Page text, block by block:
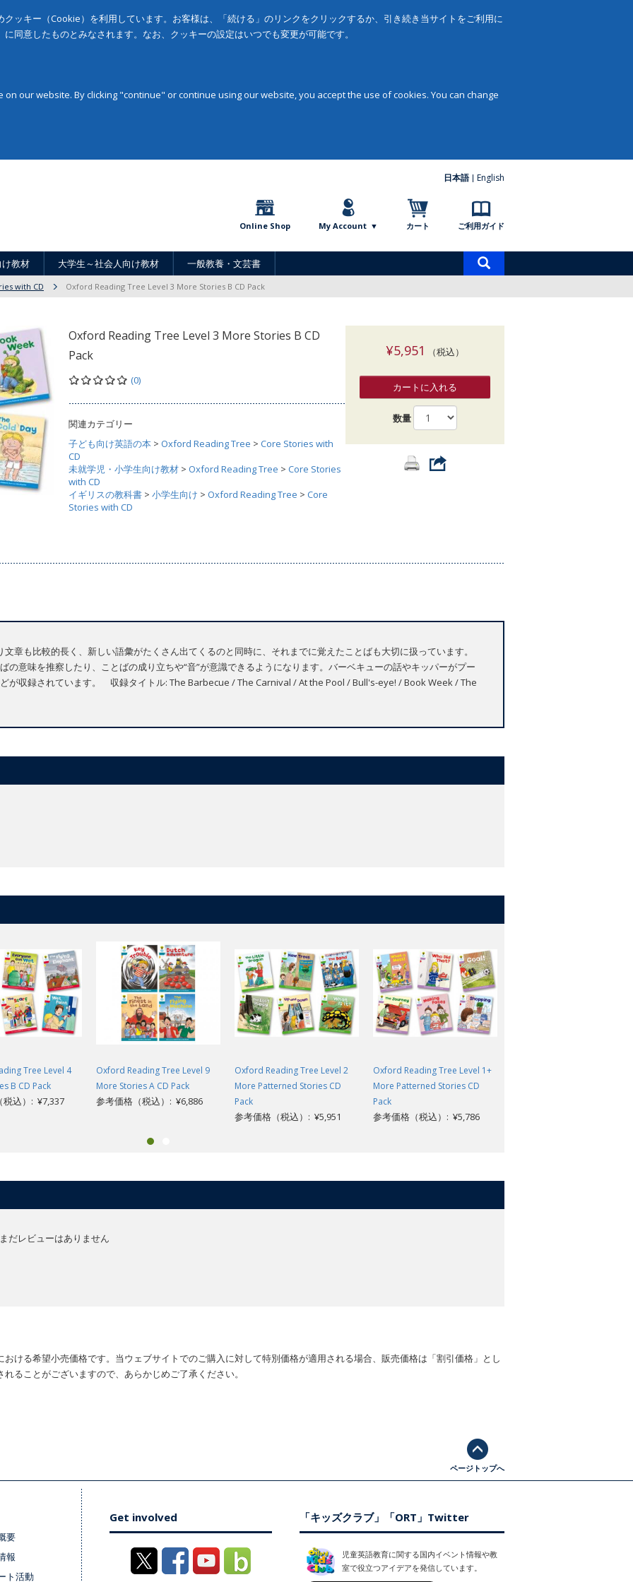
ッキー（Cookie）を利用しています。お客様は、「続ける」のリンクをクリックするか、引き続き当サイトをご利用に
同意したものとみなされます。なお、クッキーの設定はいつでも変更が可能です。
our website. By clicking "continue" or continue using our website, you accept the use of cookies. You can change
日本語 English
Online Shop My Account カート ご利用ガイド
教材 大学生～社会人向け教材 一般教養・文芸書
索
with CD Oxford Reading Tree Level 3 More Stories B CD Pack
Oxford Reading Tree Level 3 More Stories B CD
Pack
(0)
関連カテゴリー
子ども向け英語の本 > Oxford Reading Tree > Core Stories with
CD
未就学児・小学生向け教材 > Oxford Reading Tree > Core Stories
with CD
イギリスの教科書 > 小学生向け > Oxford Reading Tree > Core
Stories with CD
¥5,951 （税込）
カートに入れる
数量
章も比較的長く、新しい語彙がたくさん出てくるのと同時に、それまでに覚えたことばも大切に扱っています。
の意味を推察したり、ことばの成り立ちや“音”が意識できるようになります。バーベキューの話やキッパーがプー
が収録されています。 収録タイトル: The Barbecue / The Carnival / At the Pool / Bull's-eye! / Book Week / The
Tree Level 4
B CD Pack
税込）: ¥7,337
Oxford Reading Tree Level 9
More Stories A CD Pack
参考価格（税込）: ¥6,886
Oxford Reading Tree Level 2
More Patterned Stories CD
Pack
参考価格（税込）: ¥5,951
Oxford Reading Tree Level 1+
More Patterned Stories CD
Pack
参考価格（税込）: ¥5,786
まだレビューはありません
ける希望小売価格です。当ウェブサイトでのご購入に対して特別価格が適用される場合、販売価格は「割引価格」とし
ることがございますので、あらかじめご了承ください。
ページトップへ
要
報
ト活動
Get involved 「キッズクラブ」「ORT」Twitter
児童英語教育に関する国内イベント情報や教
室で役立つアイデアを発信しています。